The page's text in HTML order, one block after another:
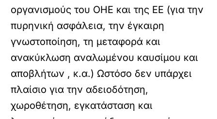
οργανισμούς του ΟΗΕ και της ΕΕ (για την
πυρηνική ασφάλεια, την έγκαιρη
γνωστοποίηση, τη μεταφορά και
ανακύκλωση αναλωμένου καυσίμου και
αποβλήτων , κ.α.) Ωστόσο δεν υπάρχει
πλαίσιο για την αδειοδότηση,
χωροθέτηση, εγκατάσταση και